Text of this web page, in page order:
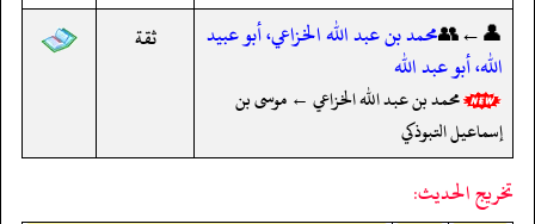
👤←👥محمد بن عبد الله الخزاعي، أبو عبيد
الله، أبو عبد الله
محمد بن عبد الله الخزاعي ← موسى بن
إسماعيل التبوذكي
ثقة
تخريج الحديث: